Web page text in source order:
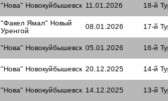
"Нова" Новокуйбышевск 11.01.2026 18-й
"Факел Ямал" Новый
Уренгой
08.01.2026 17-й
"Нова" Новокуйбышевск 05.01.2026 16-й
"Нова" Новокуйбышевск 20.12.2025 14-й
"Нова" Новокуйбышевск 14.12.2025 13-й